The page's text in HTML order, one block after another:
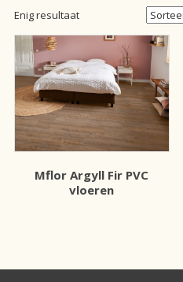
Enig resultaat
Mflor Argyll Fir PVC
vloeren